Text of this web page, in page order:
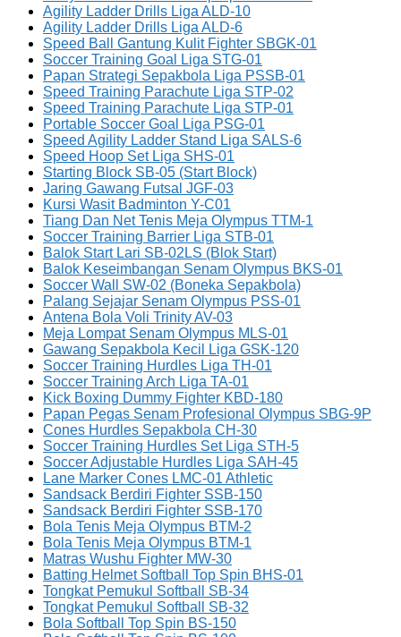
Agility Ladder Drills Liga ALD-10
Agility Ladder Drills Liga ALD-6
Speed Ball Gantung Kulit Fighter SBGK-01
Soccer Training Goal Liga STG-01
Papan Strategi Sepakbola Liga PSSB-01
Speed Training Parachute Liga STP-02
Speed Training Parachute Liga STP-01
Portable Soccer Goal Liga PSG-01
Speed Agility Ladder Stand Liga SALS-6
Speed Hoop Set Liga SHS-01
Starting Block SB-05 (Start Block)
Jaring Gawang Futsal JGF-03
Kursi Wasit Badminton Y-C01
Tiang Dan Net Tenis Meja Olympus TTM-1
Soccer Training Barrier Liga STB-01
Balok Start Lari SB-02LS (Blok Start)
Balok Keseimbangan Senam Olympus BKS-01
Soccer Wall SW-02 (Boneka Sepakbola)
Palang Sejajar Senam Olympus PSS-01
Antena Bola Voli Trinity AV-03
Meja Lompat Senam Olympus MLS-01
Gawang Sepakbola Kecil Liga GSK-120
Soccer Training Hurdles Liga TH-01
Soccer Training Arch Liga TA-01
Kick Boxing Dummy Fighter KBD-180
Papan Pegas Senam Profesional Olympus SBG-9P
Cones Hurdles Sepakbola CH-30
Soccer Training Hurdles Set Liga STH-5
Soccer Adjustable Hurdles Liga SAH-45
Lane Marker Cones LMC-01 Athletic
Sandsack Berdiri Fighter SSB-150
Sandsack Berdiri Fighter SSB-170
Bola Tenis Meja Olympus BTM-2
Bola Tenis Meja Olympus BTM-1
Matras Wushu Fighter MW-30
Batting Helmet Softball Top Spin BHS-01
Tongkat Pemukul Softball SB-34
Tongkat Pemukul Softball SB-32
Bola Softball Top Spin BS-150